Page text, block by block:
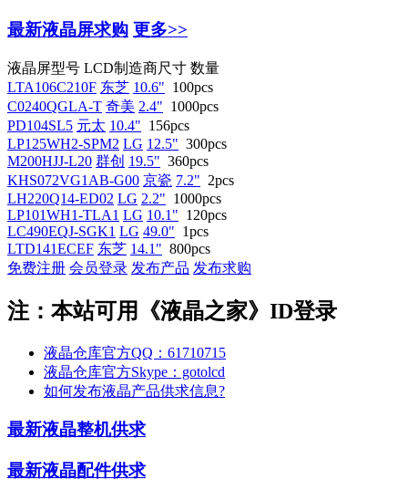
最新液晶屏求购 更多>>
液晶屏型号 LCD制造商尺寸 数量
LTA106C210F 东芝 10.6" 100pcs
C0240QGLA-T 奇美 2.4" 1000pcs
PD104SL5 元太 10.4" 156pcs
LP125WH2-SPM2 LG 12.5" 300pcs
M200HJJ-L20 群创 19.5" 360pcs
KHS072VG1AB-G00 京瓷 7.2" 2pcs
LH220Q14-ED02 LG 2.2" 1000pcs
LP101WH1-TLA1 LG 10.1" 120pcs
LC490EQJ-SGK1 LG 49.0" 1pcs
LTD141ECEF 东芝 14.1" 800pcs
免费注册 会员登录 发布产品 发布求购
注：本站可用《液晶之家》ID登录
液晶仓库官方QQ：61710715
液晶仓库官方Skype：gotolcd
如何发布液晶产品供求信息?
最新液晶整机供求
最新液晶配件供求